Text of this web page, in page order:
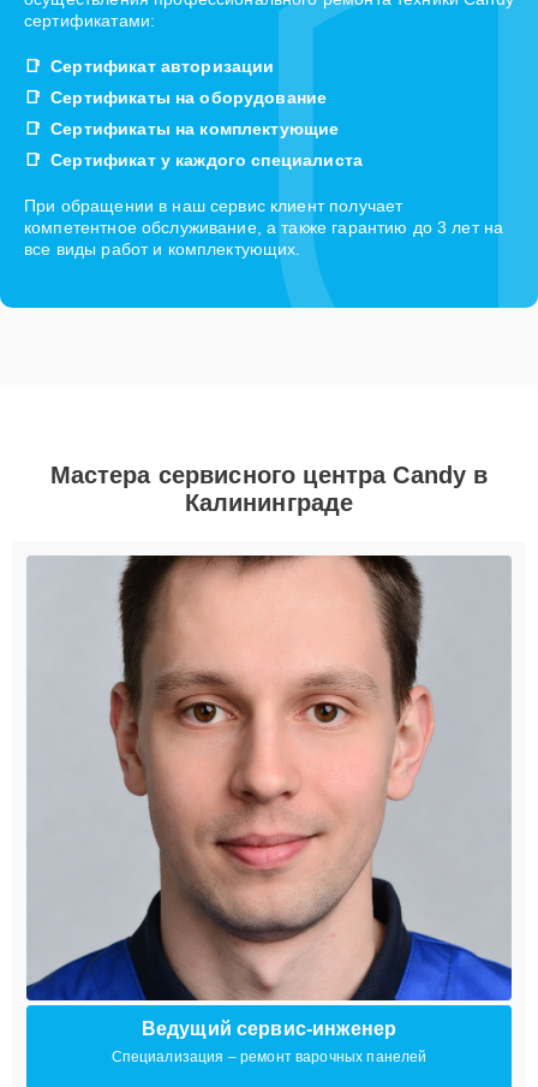
сертификатами:
Сертификат авторизации
Сертификаты на оборудование
Сертификаты на комплектующие
Сертификат у каждого специалиста
При обращении в наш сервис клиент получает
компетентное обслуживание, а также гарантию до 3 лет на
все виды работ и комплектующих.
Мастера сервисного центра Candy в
Калининграде
Ведущий сервис-инженер
Специализация – ремонт варочных панелей